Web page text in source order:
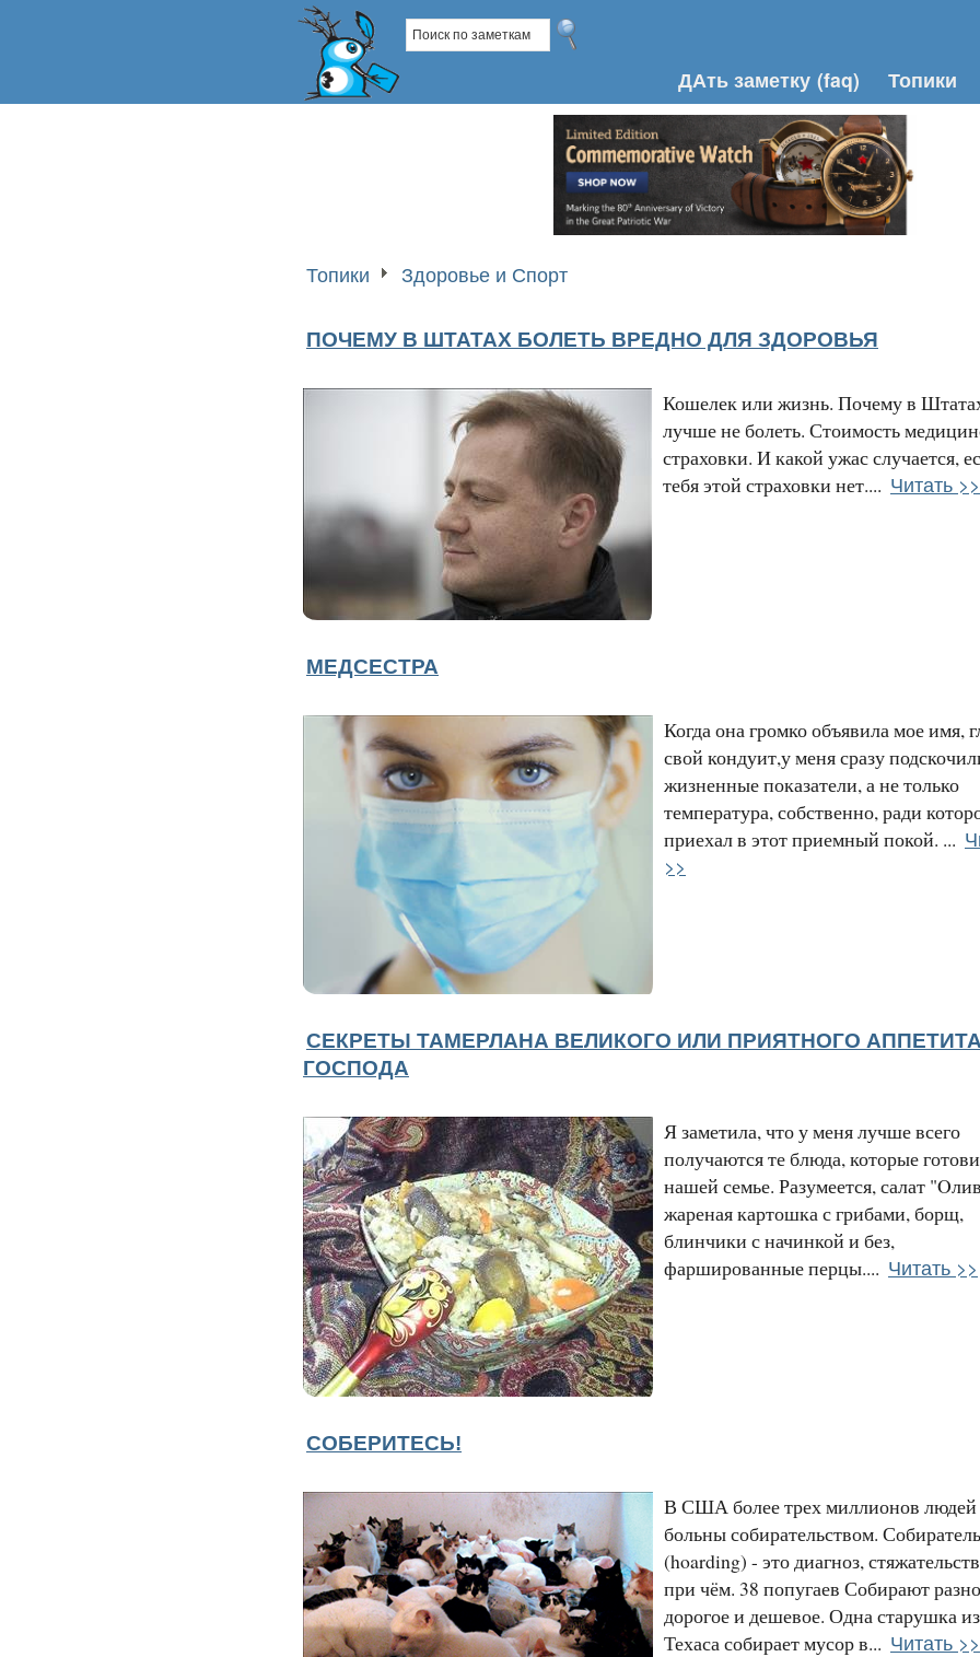
ДАть заметку (faq) Топики
Топики Здоровье и Спорт
ПОЧЕМУ В ШТАТАХ БОЛЕТЬ ВРЕДНО ДЛЯ ЗДОРОВЬЯ
Кошелек или жизнь. Почему в
лучше не болеть. Стоимость
страховки. И какой ужас случается,
тебя этой страховки нет.... Читать >>
МЕДСЕСТРА
Когда она громко объявила мое имя,
свой кондуит,у меня сразу
жизненные показатели, а не только
температура, собственно, ради
приехал в этот приемный покой. ...
>>
СЕКРЕТЫ ТАМЕРЛАНА ВЕЛИКОГО ИЛИ ПРИЯТНОГО
ГОСПОДА
Я заметила, что у меня лучше всего
получаются те блюда, которые
нашей семье. Разумеется, салат
жареная картошка с грибами, борщ,
блинчики с начинкой и без,
фаршированные перцы.... Читать >>
СОБЕРИТЕСЬ!
В США более трех миллионов людей
больны собирательством.
(hoarding) - это диагноз,
при чём. 38 попугаев Собирают
дорогое и дешевое. Одна старушка из
Техаса собирает мусор в... Читать >>